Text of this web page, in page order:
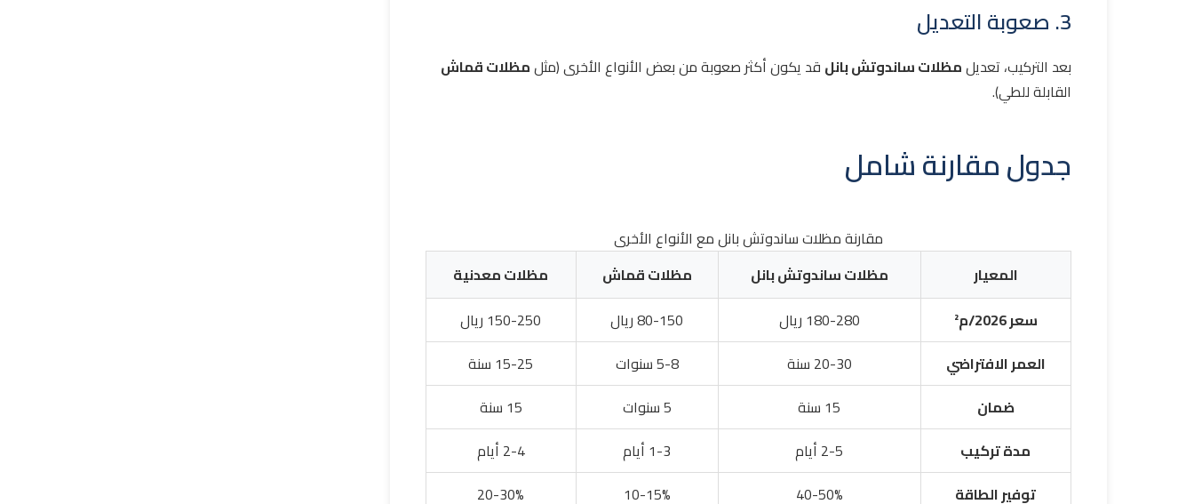
3. صعوبة التعديل
بعد التركيب، تعديلمظلات ساندوتش بانل قد يكون أكثر صعوبة من بعض الأنواع الأخرى (مثلمظلات قماش
القابلة للطي).
جدول مقارنة شامل
مقارنة مظلات ساندوتش بانل مع الأنواع الأخرى
المعيار
مظلات ساندوتش بانل مظلات قماش
مظلات معدنية
سعر 2026/م²
180-280 ريال 80-150 ريال
150-250 ريال
العمر الافتراضي
20-30 سنة 5-8 سنوات
15-25 سنة
ضمان
15 سنة 5 سنوات
15 سنة
مدة تركيب
2-5 أيام 1-3 أيام
2-4 أيام
توفير الطاقة
40-50%
10-15%
20-30%